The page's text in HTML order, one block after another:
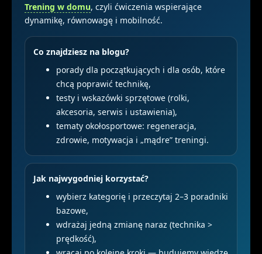
Trening w domu, czyli ćwiczenia wspierające
dynamikę, równowagę i mobilność.
Co znajdziesz na blogu?
porady dla początkujących i dla osób, które
chcą poprawić technikę,
testy i wskazówki sprzętowe (rolki,
akcesoria, serwis i ustawienia),
tematy okołosportowe: regeneracja,
zdrowie, motywacja i „mądre” treningi.
Jak najwygodniej korzystać?
wybierz kategorię i przeczytaj 2–3 poradniki
bazowe,
wdrażaj jedną zmianę naraz (technika >
prędkość),